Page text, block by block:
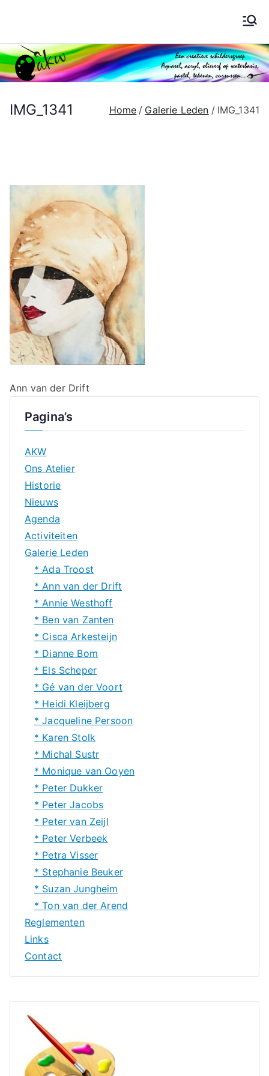
de
inhoud
Schilderen AKW
IMG_1341 Home Galerie Leden IMG_1341
Ann van der Drift
Pagina’s
AKW
Ons Atelier
Historie
Nieuws
Agenda
Activiteiten
Galerie Leden
* Ada Troost
* Ann van der Drift
* Annie Westhoff
* Ben van Zanten
* Cisca Arkesteijn
* Dianne Bom
* Els Scheper
* Gé van der Voort
* Heidi Kleijberg
* Jacqueline Persoon
* Karen Stolk
* Michal Sustr
* Monique van Ooyen
* Peter Dukker
* Peter Jacobs
* Peter van Zeijl
* Peter Verbeek
* Petra Visser
* Stephanie Beuker
* Suzan Jungheim
* Ton van der Arend
Reglementen
Links
Contact